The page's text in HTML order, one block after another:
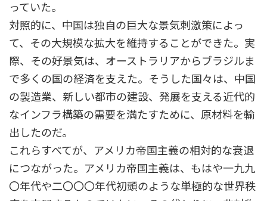
っていた。
対照的に、中国は独自の巨大な景気刺激策によっ
て、その大規模な拡大を維持することができた。実
際、その好景気は、オーストラリアからブラジルま
で多くの国の経済を支えた。そうした国々は、中国
の製造業、新しい都市の建設、発展を支える近代的
なインフラ構築の需要を満たすために、原材料を輸
出したのだ。
これらすべてが、アメリカ帝国主義の相対的な衰退
につながった。アメリカ帝国主義は、もはや一九九
〇年代や二〇〇〇年代初頭のような単極的な世界秩